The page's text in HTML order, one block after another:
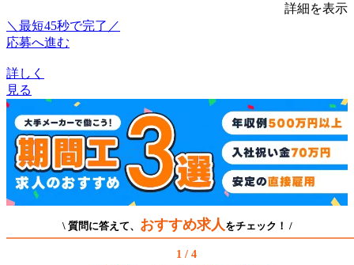
詳細を表示
＼最短45秒で完了／
応募へ進む
詳しく
見る
\ 質問に答えて、 おすすめ求人 をチェック！ /
1 / 4